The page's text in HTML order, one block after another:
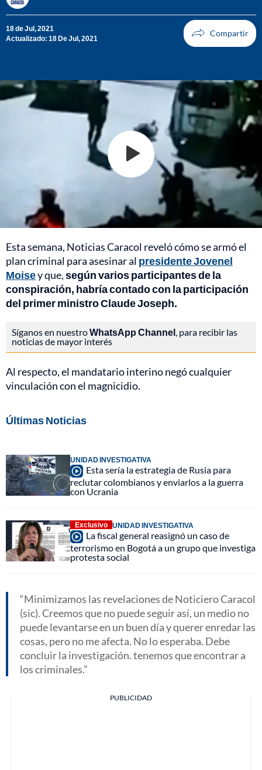
18 de Jul, 2021
Actualizado: 18 De Jul, 2021
Esta semana, Noticias Caracol reveló cómo se armó el
plan criminal para asesinar al presidente Jovenel
Moisey que,según varios participantes de la
conspiración, habría contado con la participación
del primer ministro Claude Joseph.
Síganos en nuestroWhatsApp Channel , para recibir las
noticias de mayor interés
Al respecto, el mandatario interino negó cualquier
vinculación con el magnicidio.
Últimas Noticias
UNIDAD INVESTIGATIVA
Esta sería la estrategia de Rusia para
reclutar colombianos y enviarlos a la guerra
con Ucrania
Exclusivo UNIDAD INVESTIGATIVA
La fiscal general reasignó un caso de
terrorismo en Bogotá a un grupo que investiga
protesta social
Minimizamos las revelaciones de Noticiero Caracol
(sic). Creemos que no puede seguir así, un medio no
puede levantarse en un buen día y querer enredar las
cosas, pero no me afecta. No lo esperaba. Debe
concluir la investigación. tenemos que encontrar a
los criminales.
PUBLICIDAD